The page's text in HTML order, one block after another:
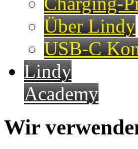
Über Lindy
USB-C
Lindy
Academy
Wir